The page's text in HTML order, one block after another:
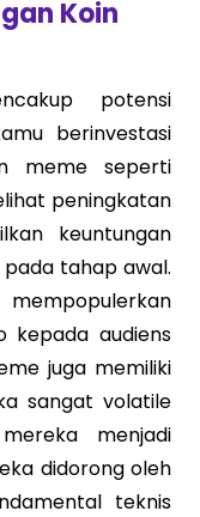
Koin
potensi
berinvestasi
meme seperti
peningkatan
keuntungan
tahap awal.
kepada audiens
juga memiliki
sangat volatile
menjadi
didorong oleh
teknis